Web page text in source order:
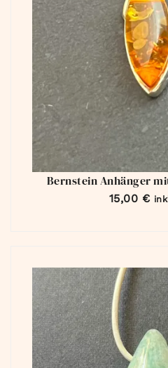
Bernstein Anhänger
15,00 €